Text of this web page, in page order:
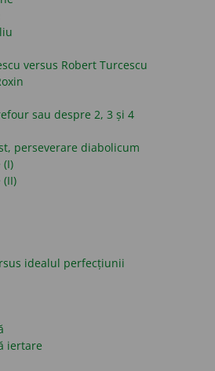
versus Robert Turcescu
sau despre 2, 3 și 4
perseverare diabolicum
idealul perfecțiunii
iertare